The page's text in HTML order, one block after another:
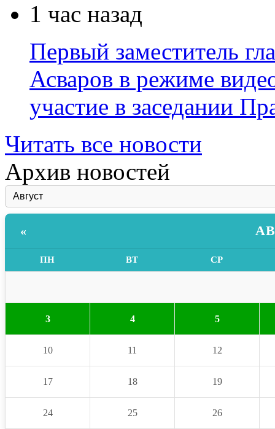
1 час назад
Первый заместитель
Асваров в режиме
участие в заседании
Читать все новости
Архив новостей
«
ПН ВТ СР
3 4 5
10 11 12
17 18 19
24 25 26